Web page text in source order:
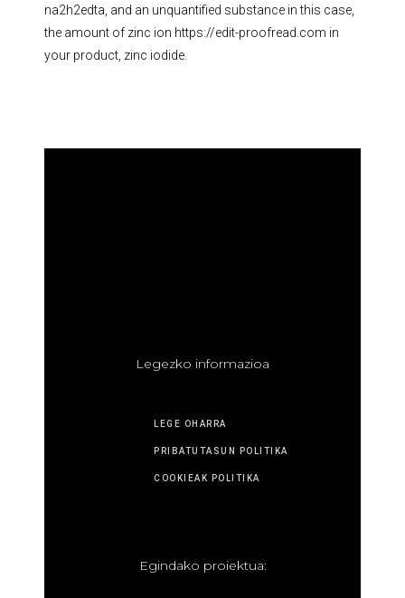
na2h2edta, and an unquantified substance in this case,
the amount of zinc ion https://edit-proofread.com in
your product, zinc iodide.
Legezko informazioa
LEGE OHARRA
PRIBATUTASUN POLITIKA
COOKIEAK POLITIKA
Egindako proiektua: